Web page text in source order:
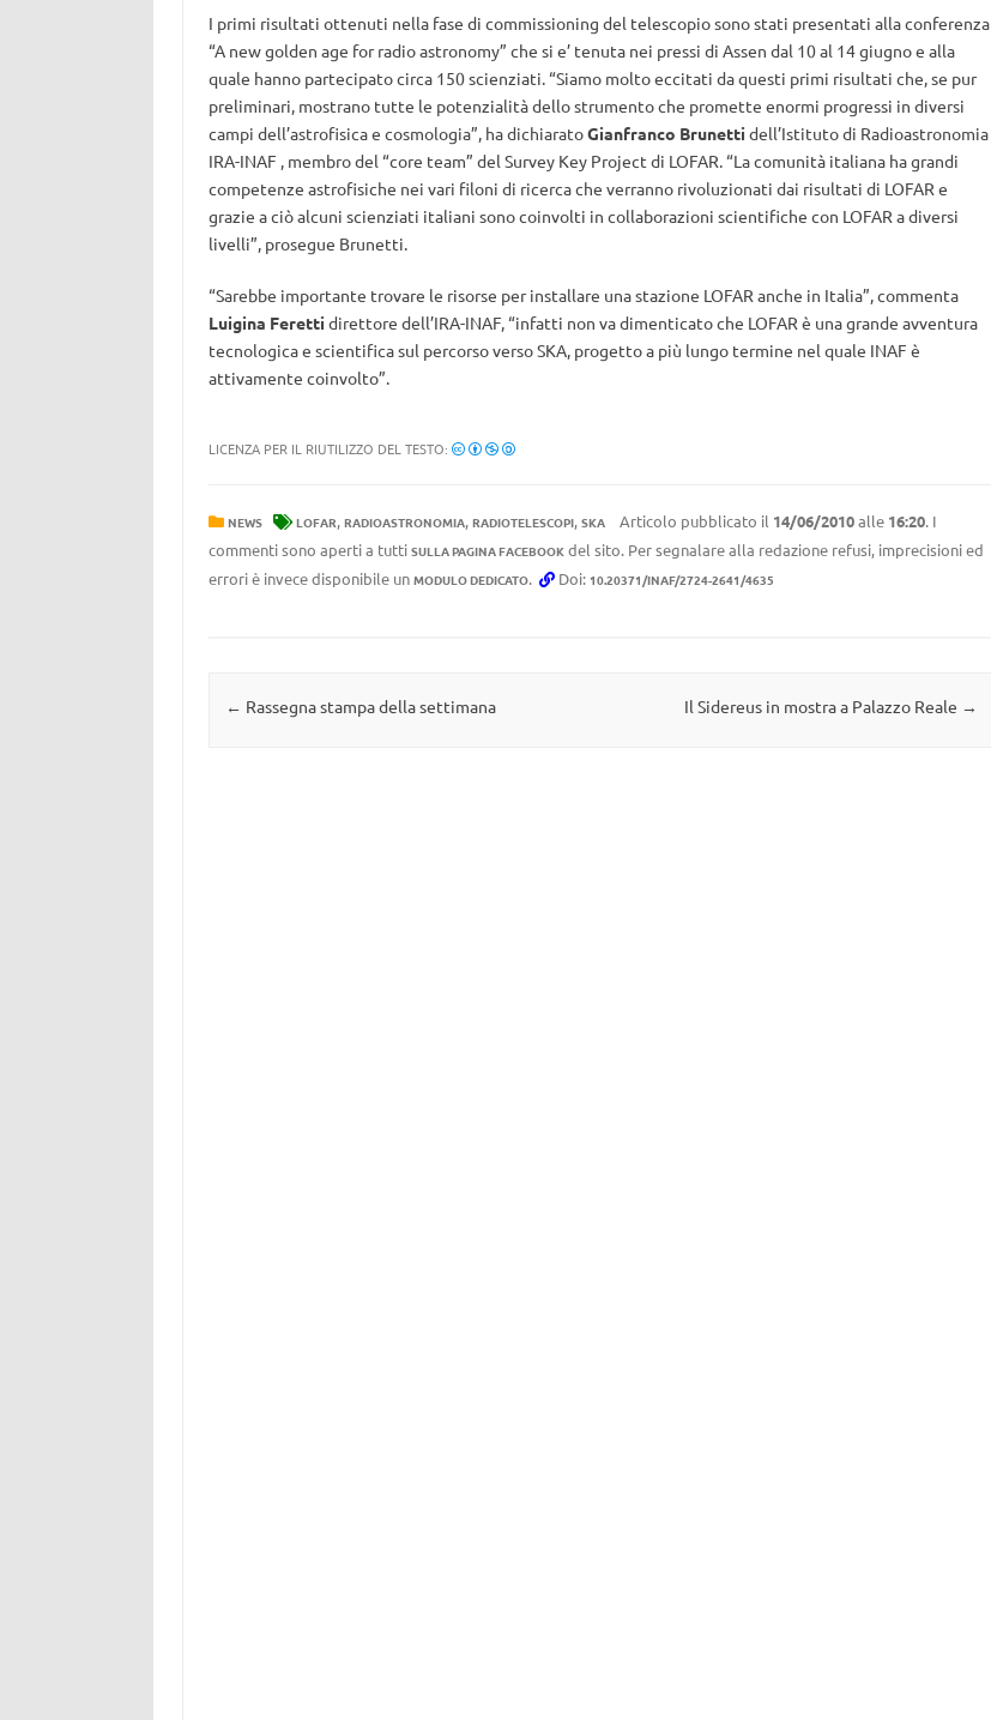
I primi risultati ottenuti nella fase di commissioning del telescopio sono stati presentati alla conferenza
“A new golden age for radio astronomy” che si e’ tenuta nei pressi di Assen dal 10 al 14 giugno e alla
quale hanno partecipato circa 150 scienziati. “Siamo molto eccitati da questi primi risultati che, se pur
preliminari, mostrano tutte le potenzialità dello strumento che promette enormi progressi in diversi
campi dell’astrofisica e cosmologia”, ha dichiaratoGianfranco Brunetti dell’Istituto di Radioastronomia
IRA-INAF , membro del “core team” del Survey Key Project di LOFAR. “La comunità italiana ha grandi
competenze astrofisiche nei vari filoni di ricerca che verranno rivoluzionati dai risultati di LOFAR e
grazie a ciò alcuni scienziati italiani sono coinvolti in collaborazioni scientifiche con LOFAR a diversi
livelli”, prosegue Brunetti.
“Sarebbe importante trovare le risorse per installare una stazione LOFAR anche in Italia”, commenta
Luigina Feretti direttore dell’IRA-INAF, “infatti non va dimenticato che LOFAR è una grande avventura
tecnologica e scientifica sul percorso verso SKA, progetto a più lungo termine nel quale INAF è
attivamente coinvolto”.
LICENZA PER IL RIUTILIZZO DEL TESTO:
NEWS LOFAR, RADIOASTRONOMIA, RADIOTELESCOPI, SKA Articolo pubblicato il 14/06/2010alle 16:20. I
commenti sono aperti a tutti SULLA PAGINA FACEBOOKdel sito. Per segnalare alla redazione refusi, imprecisioni ed
errori è invece disponibile un MODULO DEDICATO. Doi: 10.20371/INAF/2724-2641/4635
Navigazione articolo
← Rassegna stampa della settimana Il Sidereus in mostra a Palazzo Reale →